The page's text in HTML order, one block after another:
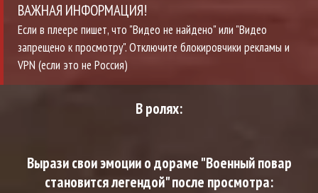
ВАЖНАЯ ИНФОРМАЦИЯ!
Если в плеере пишет, что "Видео не найдено" или "Видео
запрещено к просмотру". Отключите блокировчики рекламы и
VPN (если это не Россия)
В ролях:
Вырази свои эмоции о дораме "Военный повар
становится легендой" после просмотра: